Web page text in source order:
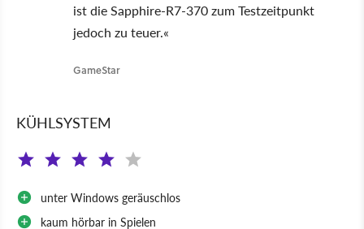
ist die Sapphire-R7-370 zum Testzeitpunkt
jedoch zu teuer.«
GameStar
KÜHLSYSTEM
unter Windows geräuschlos
kaum hörbar in Spielen